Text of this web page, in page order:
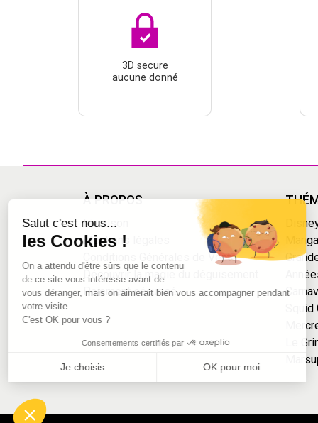
3D secure
aucune donné
À PROPOS
Livraison
Mentions légales
Conditions Générales de Vente
Découvrir la magie du déguisement
Paiement sécurisé
Manga
Le
Salut c'est nous...
les Cookies !
On a attendu d'être sûrs que le contenu
de ce site vous intéresse avant de
vous déranger, mais on aimerait bien vous accompagner pendant
votre visite...
C'est OK pour vous ?
Consentements certifiés par
Je choisis OK pour moi
Notre plateforme vous permet d'adapter et de gérer vos